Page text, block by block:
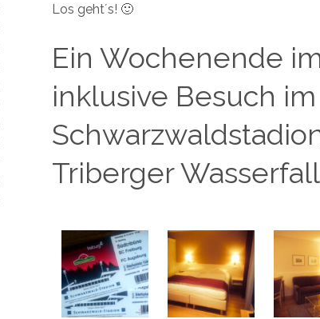
Los geht´s! 🙂
Ein Wochenende
inklusive Besuch im
Triberger Wasserfall